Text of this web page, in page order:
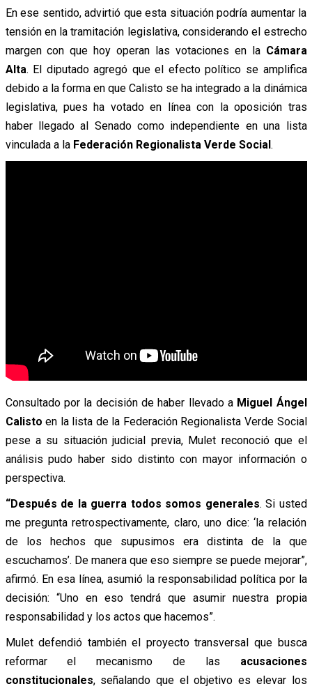
En ese sentido, advirtió que esta situación podría aumentar la
tensión en la tramitación legislativa, considerando el estrecho
margen con que hoy operan las votaciones en la Cámara
Alta. El diputado agregó que el efecto político se amplifica
debido a la forma en que Calisto se ha integrado a la dinámica
legislativa, pues ha votado en línea con la oposición tras
haber llegado al Senado como independiente en una lista
vinculada a la Federación Regionalista Verde Social.
Consultado por la decisión de haber llevado a Miguel Ángel
Calisto en la lista de la Federación Regionalista Verde Social
pese a su situación judicial previa, Mulet reconoció que el
análisis pudo haber sido distinto con mayor información o
perspectiva.
“Después de la guerra todos somos generales. Si usted
me pregunta retrospectivamente, claro, uno dice: ‘la relación
de los hechos que supusimos era distinta de la que
escuchamos’. De manera que eso siempre se puede mejorar”,
afirmó. En esa línea, asumió la responsabilidad política por la
decisión: “Uno en eso tendrá que asumir nuestra propia
responsabilidad y los actos que hacemos”.
Mulet defendió también el proyecto transversal que busca
reformar el mecanismo de las acusaciones
constitucionales, señalando que el objetivo es elevar los